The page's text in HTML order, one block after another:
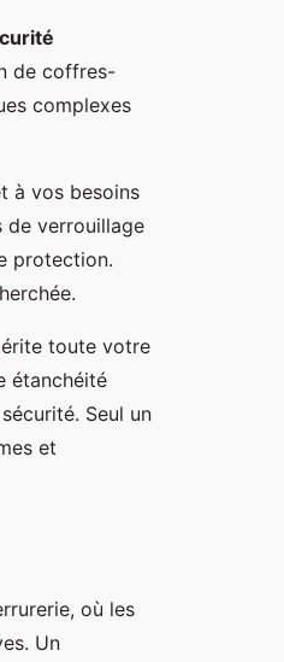
de coffres-
complexes
à vos besoins
de verrouillage
protection.
toute votre
étanchéité
Seul un
et
où les
Un